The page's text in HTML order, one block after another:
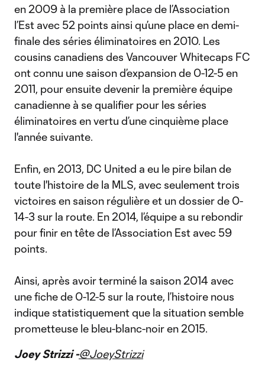
en 2009 à la première place de l’Association
l’Est avec 52 points ainsi qu’une place en demi-
finale des séries éliminatoires en 2010. Les
cousins canadiens des Vancouver Whitecaps FC
ont connu une saison d’expansion de 0-12-5 en
2011, pour ensuite devenir la première équipe
canadienne à se qualifier pour les séries
éliminatoires en vertu d’une cinquième place
l'année suivante.
Enfin, en 2013, DC United a eu le pire bilan de
toute l'histoire de la MLS, avec seulement trois
victoires en saison régulière et un dossier de 0-
14-3 sur la route. En 2014, l’équipe a su rebondir
pour finir en tête de l’Association Est avec 59
points.
Ainsi, après avoir terminé la saison 2014 avec
une fiche de 0-12-5 sur la route, l’histoire nous
indique statistiquement que la situation semble
prometteuse le bleu-blanc-noir en 2015.
Joey Strizzi -@JoeyStrizzi